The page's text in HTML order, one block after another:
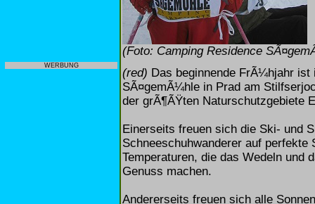
WERBUNG
(Foto: Camping Residence
(red) Das beginnende FrÃ¼hjahr ist
SÃ¤gemÃ¼hle in Prad am
der grÃ¶ÃŸten Naturschutzgebiete
Einerseits freuen sich die Ski- und
Schneeschuhwanderer auf
Temperaturen, die das Wedeln und
Genuss machen.
Andererseits freuen sich alle